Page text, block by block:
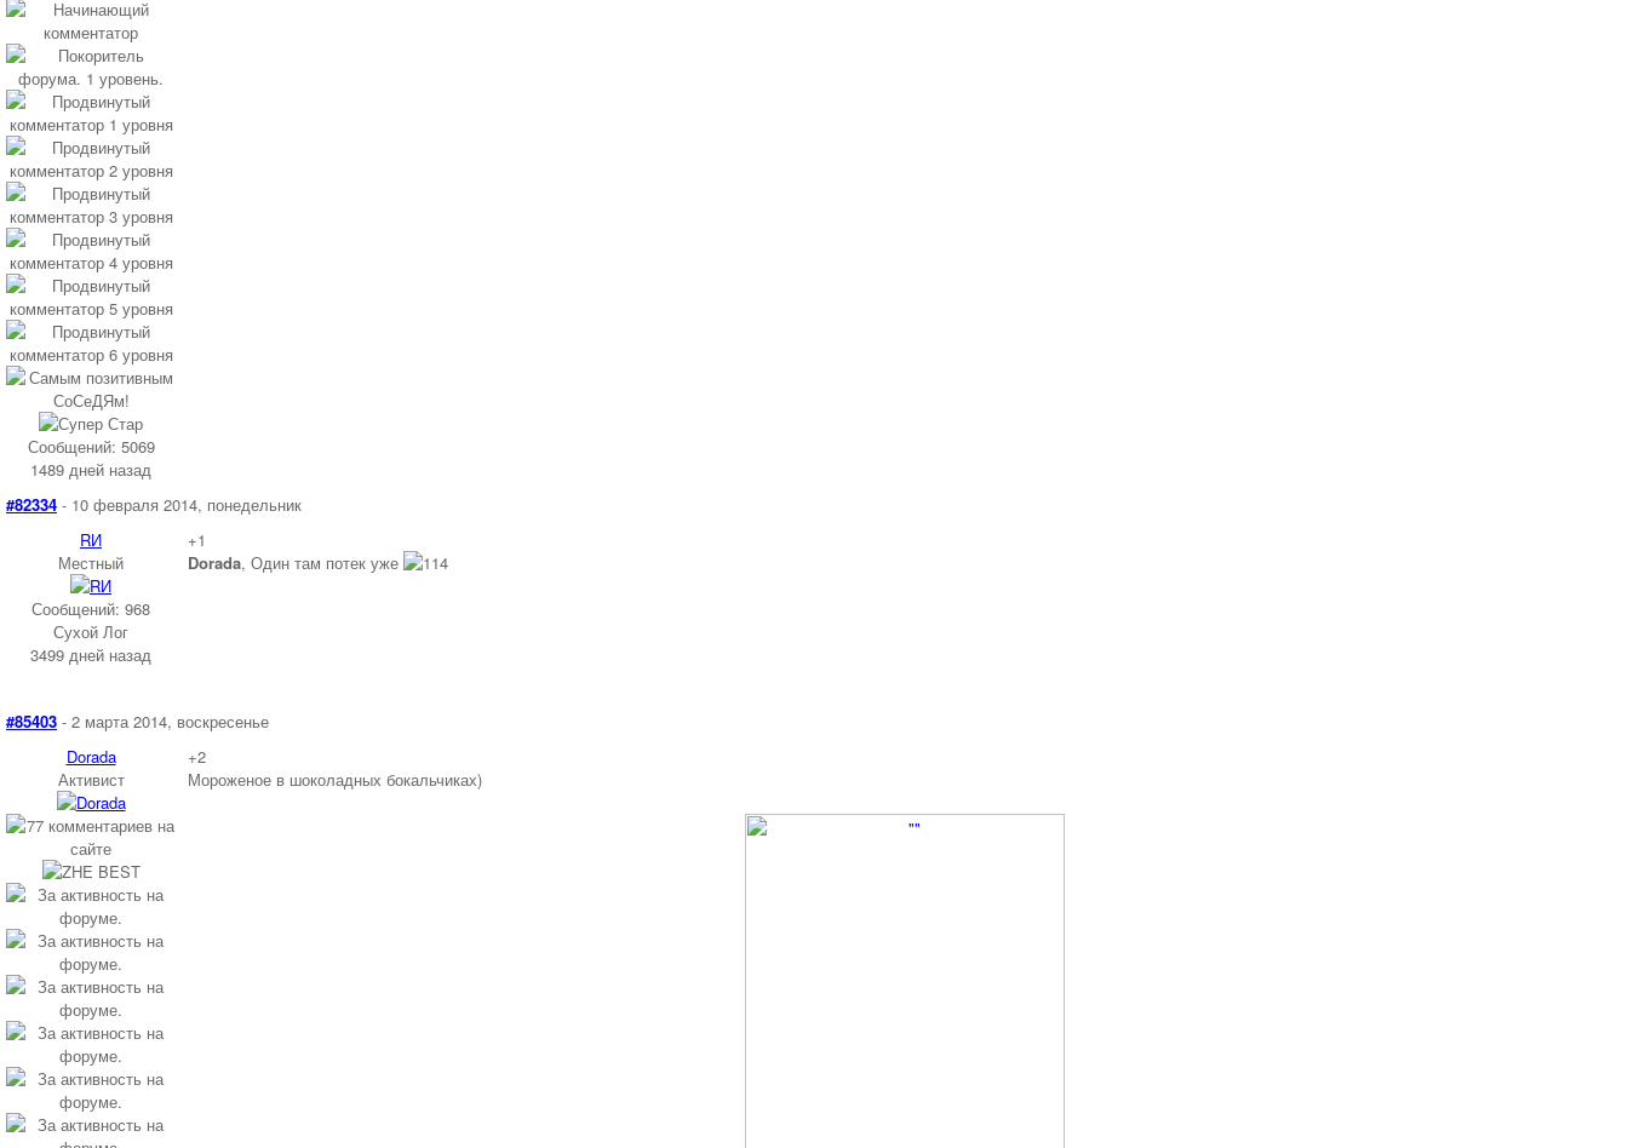
Сообщений: 5069
1489 дней назад
#82334 - 10 февраля 2014, понедельник
RИ
Местный
Сообщений: 968
Сухой Лог
3499 дней назад
+1
Dorada, Один там потек уже
#85403 - 2 марта 2014, воскресенье
Dorada
Активист
+2
Мороженое в шоколадных бокальчиках)